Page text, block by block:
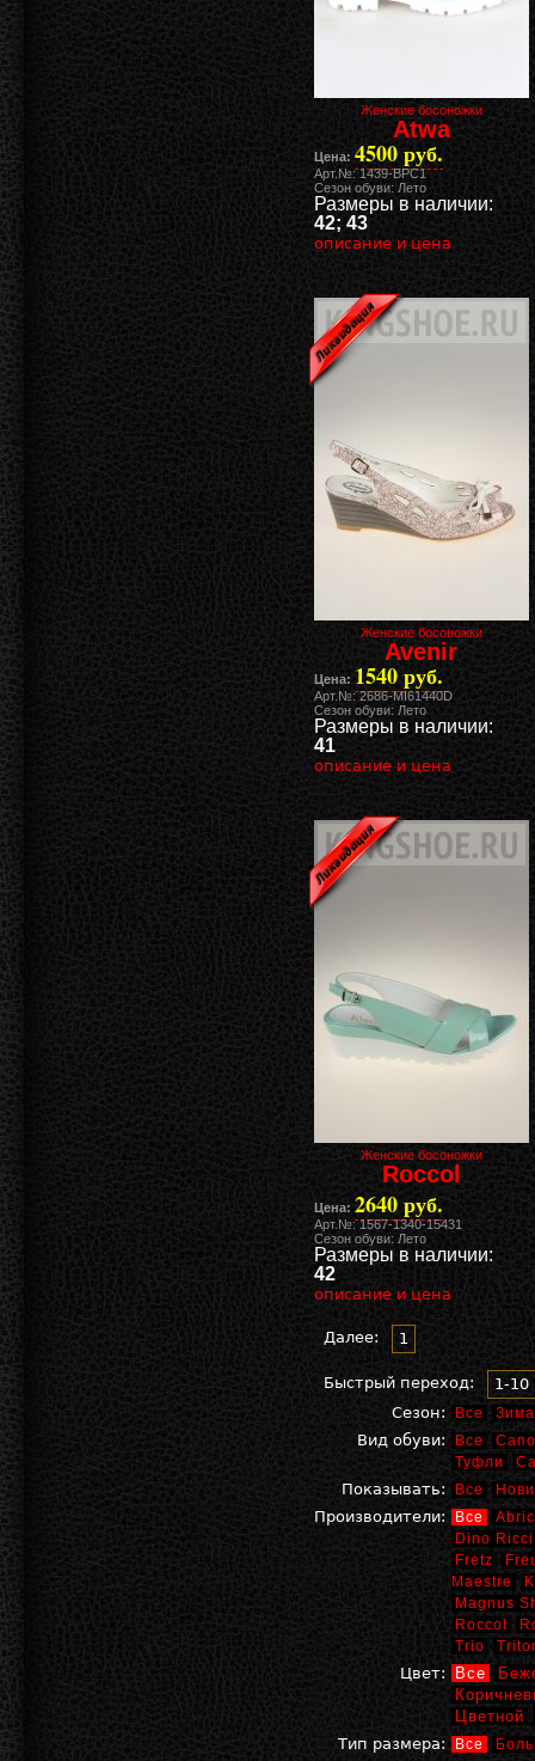
Женские босоножки
Atwa
Цена: 4500 руб.
Арт.№: 1439-BPC1
Сезон обуви: Лето
Размеры в наличии:
42; 43
описание и цена
Женские босоножки
Avenir
Цена: 1540 руб.
Арт.№: 2686-MI61440D
Сезон обуви: Лето
Размеры в наличии:
41
описание и цена
Женские босоножки
Roccol
Цена: 2640 руб.
Арт.№: 1567-1340-15431
Сезон обуви: Лето
Размеры в наличии:
42
описание и цена
Далее: 1
Быстрый переход:
1-10
Сезон:
Все Зима
Вид обуви: Все
Туфли
Показывать: Все
Производители: Все
Dino Ricci
Fretz
Maestre
Magnus
Roccol
Trio
Цвет: Все
Цветной
Тип размера:
Все